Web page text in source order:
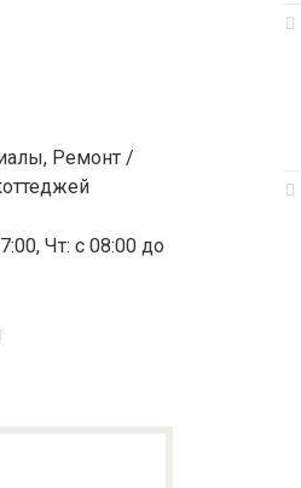
Ремонт /
Чт: с 08:00 до